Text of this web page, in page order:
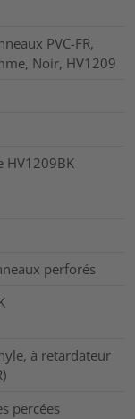
PVC-FR,
Noir, HV1209
HV1209BK
perforés
à retardateur
percées